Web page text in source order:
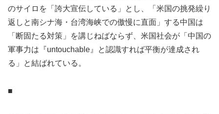
のサイロを「誇大宣伝している」とし、「米国の挑発繰り
返しと南シナ海・台湾海峡での傲慢に直面」する中国は
「断固たる対策」を講じねばならず、米国社会が「中国の
軍事力は『untouchable』と認識すれば平衡が達成され
る」と結ばれている。
■